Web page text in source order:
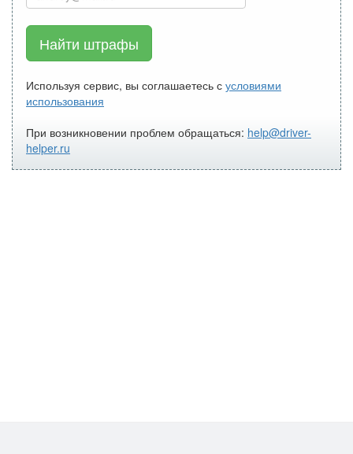
Найти штрафы
Используя сервис, вы соглашаетесь с условиями
использования
При возникновении проблем обращаться: help@driver-
helper.ru